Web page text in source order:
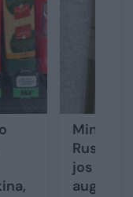
Rusija
jos
augo